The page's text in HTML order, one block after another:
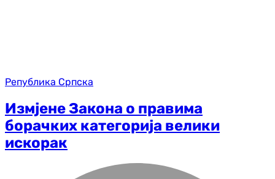
Република Српска
Измјене Закона о правима
борачких категорија велики
искорак